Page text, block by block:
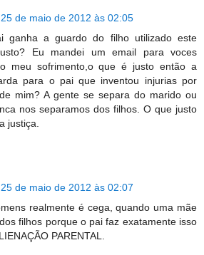
25 de maio de 2012 às 02:05
ganha a guardo do filho utilizado este
Eu mandei um email para voces
meu sofrimento,o que é justo então a
para o pai que inventou injurias por
mim? A gente se separa do marido ou
nos separamos dos filhos. O que justo
justiça.
25 de maio de 2012 às 02:07
realmente é cega, quando uma mãe
filhos porque o pai faz exatamente isso
PARENTAL.